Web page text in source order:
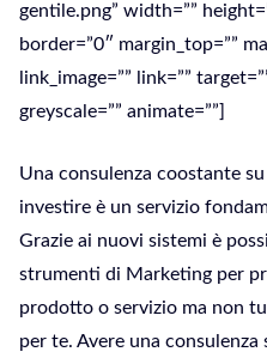
gentile.png” width=””
border=”0″ margin_top=””
link_image=”” link=””
greyscale=”” animate=””]
Una consulenza coostante
investire è un servizio
Grazie ai nuovi sistemi è
strumenti di Marketing per
prodotto o servizio ma non
per te. Avere una